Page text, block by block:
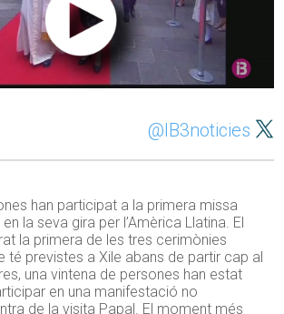
@IB3noticies
han participat a la primera missa
la seva gira per l’Amèrica Llatina. El
la primera de les tres cerimònies
té previstes a Xile abans de partir cap al
una vintena de persones han estat
en una manifestació no
de la visita Papal. El moment més